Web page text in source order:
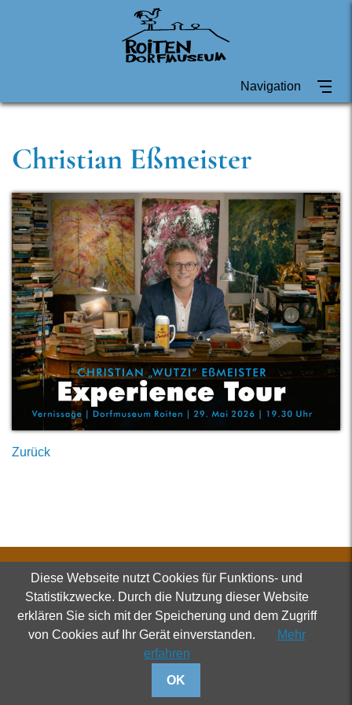
Navigation
Christian Eßmeister
Zurück
Verein
Dorfmuseum Roiten
Roiten 62
3911 Rappottenstein
+43 664 / 737 043 44
info@dorfmuseum-roiten.at
Startseite
Diese Webseite nutzt Cookies für Funktions- und
Statistikzwecke. Durch die Nutzung dieser Website
erklären Sie sich mit der Speicherung und dem Zugriff
von Cookies auf Ihr Gerät einverstanden.
Mehr
erfahren
OK